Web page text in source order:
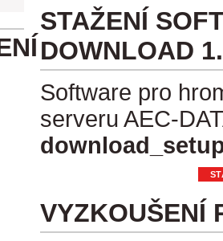
STAŽENÍ
DOWNLOAD
Software pro
serveru AEC-
VYZKOUŠENÍ